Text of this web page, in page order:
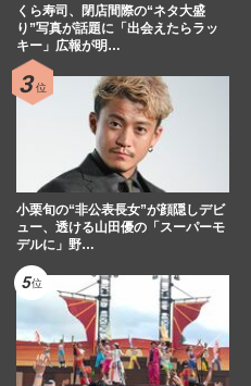
くら寿司、閉店間際の“ネタ大盛
り”写真が話題に「出会えたらラッ
キー」広報が明…
小栗旬の“非公表長女”が顔隠しデビ
ュー、透ける山田優の「スーパーモ
デルに」野…